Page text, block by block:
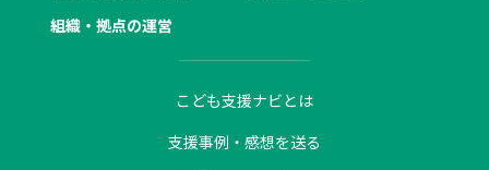
組織・拠点の運営
こども支援ナビとは
支援事例・感想を送る